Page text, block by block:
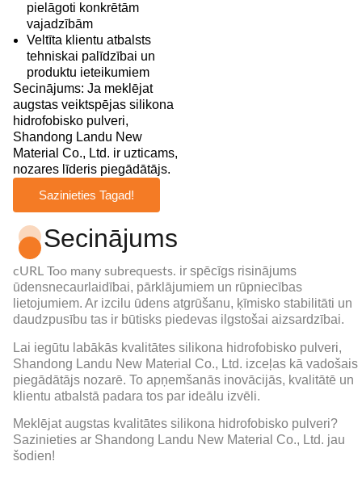
pielāgoti konkrētām
vajadzībām
Veltīta klientu atbalsts
tehniskai palīdzībai un
produktu ieteikumiem
Secinājums: Ja meklējat
augstas veiktspējas silikona
hidrofobisko pulveri,
Shandong Landu New
Material Co., Ltd. ir uzticams,
nozares līderis piegādātājs.
Sazinieties Tagad!
Secinājums
cURL Too many subrequests. ir spēcīgs risinājums
ūdensnecaurlaidībai, pārklājumiem un rūpniecības
lietojumiem. Ar izcilu ūdens atgrūšanu, ķīmisko stabilitāti un
daudzpusību tas ir būtisks piedevas ilgstošai aizsardzībai.
Lai iegūtu labākās kvalitātes silikona hidrofobisko pulveri,
Shandong Landu New Material Co., Ltd. izceļas kā vadošais
piegādātājs nozarē. To apņemšanās inovācijās, kvalitātē un
klientu atbalstā padara tos par ideālu izvēli.
Meklējat augstas kvalitātes silikona hidrofobisko pulveri?
Sazinieties ar Shandong Landu New Material Co., Ltd. jau
šodien!